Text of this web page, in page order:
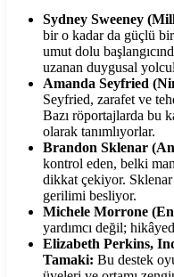
Sydney Sweeney
bir o kadar da güçlü
umut dolu
uzanan duygusal
Amanda Seyfried
Seyfried, zarafet ve
Bazı röportajlarda bu
olarak tanımlıyorlar.
Brandon Sklenar
kontrol eden, belki
dikkat çekiyor.
gerilimi besliyor.
Michele Morrone
yardımcı değil;
Elizabeth Perkins,
Tamaki: Bu destek